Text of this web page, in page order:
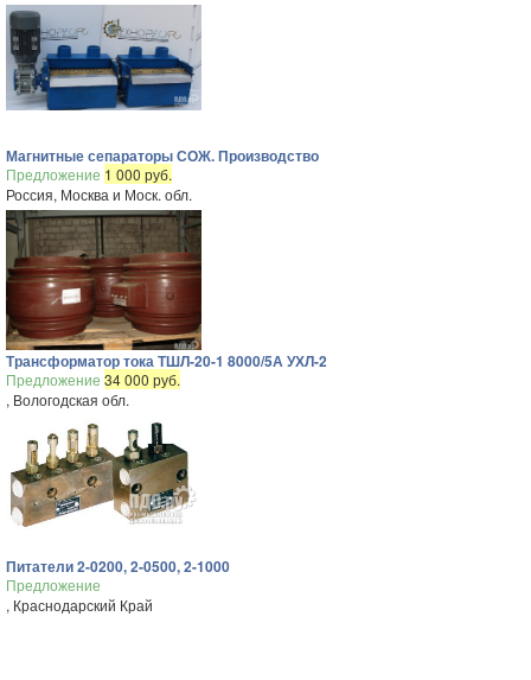
Магнитные сепараторы СОЖ. Производство
Предложение 1 000 руб.
Россия, Москва и Моск. обл.
Трансформатор тока ТШЛ-20-1 8000/5А УХЛ-2
Предложение 34 000 руб.
, Вологодская обл.
Питатели 2-0200, 2-0500, 2-1000
Предложение
, Краснодарский Край